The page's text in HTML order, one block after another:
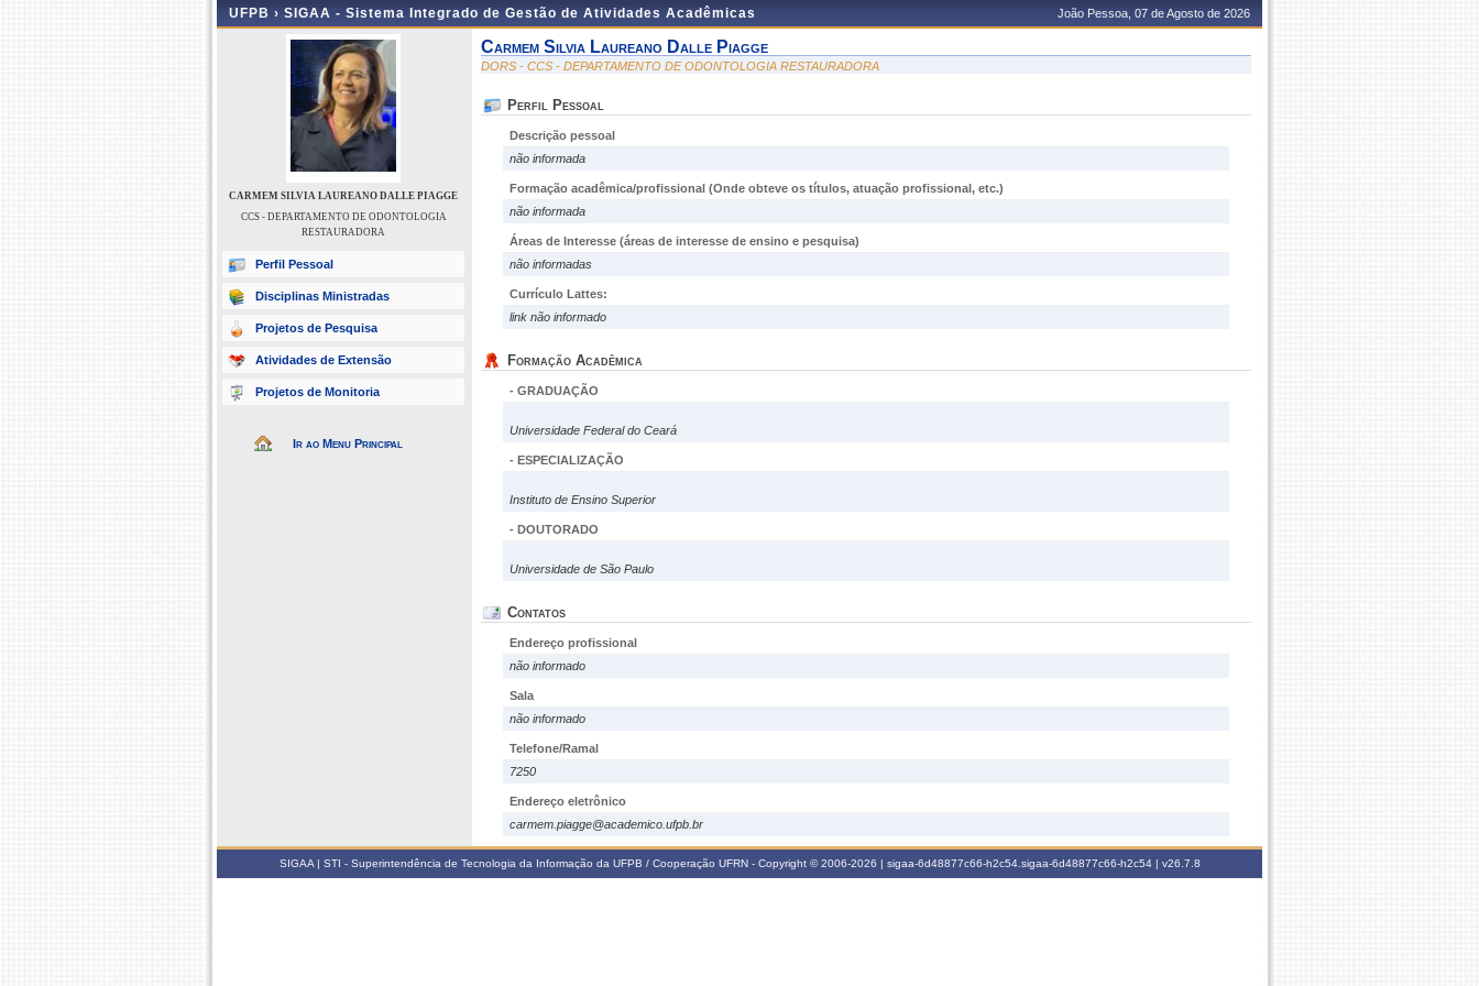
UFPB › SIGAA - Sistema Integrado de Gestão de Atividades Acadêmicas João Pessoa, 07 de Agosto de 2026
CARMEM SILVIA LAUREANO DALLE PIAGGE
CCS - DEPARTAMENTO DE ODONTOLOGIA
RESTAURADORA
Perfil Pessoal
Disciplinas Ministradas
Projetos de Pesquisa
Atividades de Extensão
Projetos de Monitoria
Ir ao Menu Principal
Carmem Silvia Laureano Dalle Piagge
DORS - CCS - DEPARTAMENTO DE ODONTOLOGIA RESTAURADORA
Perfil Pessoal
Descrição pessoal
não informada
Formação acadêmica/profissional (Onde obteve os títulos, atuação profissional, etc.)
não informada
Áreas de Interesse (áreas de interesse de ensino e pesquisa)
não informadas
Currículo Lattes:
link não informado
Formação Acadêmica
- GRADUAÇÃO
Universidade Federal do Ceará
- ESPECIALIZAÇÃO
Instituto de Ensino Superior
- DOUTORADO
Universidade de São Paulo
Contatos
Endereço profissional
não informado
Sala
não informado
Telefone/Ramal
7250
Endereço eletrônico
carmem.piagge@academico.ufpb.br
SIGAA | STI - Superintendência de Tecnologia da Informação da UFPB / Cooperação UFRN - Copyright © 2006-2026 | sigaa-6d48877c66-h2c54.sigaa-6d48877c66-h2c54 | v26.7.8